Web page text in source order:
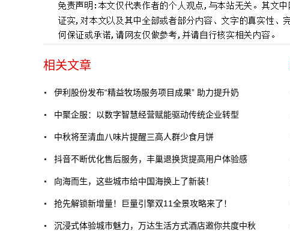
相关文章
伊利股份发布“精益牧场服务项目成果” 助力提升奶
中聚企服：以数字智慧经营赋能驱动传统企业转型
中秋将至清血八味片提醒三高人群少食月饼
抖音不断优化售后服务，丰巢退换货提高用户体验感
向海而生，这些城市给中国海换上了新装！
抢先解锁新增量！巨量引擎双11全景攻略来了！
沉浸式体验城市魅力，万达生活方式酒店邀你共度中秋